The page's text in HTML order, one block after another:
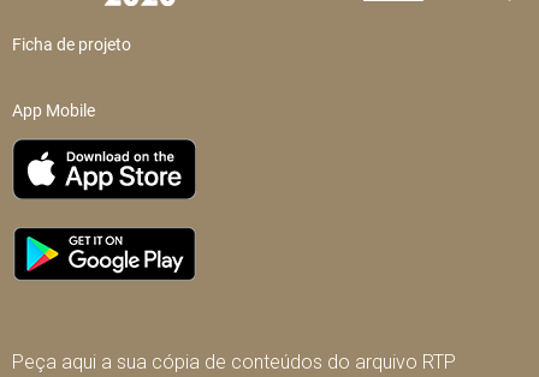
Ficha de projeto
App Mobile
Peça aqui a sua cópia de conteúdos do arquivo RTP